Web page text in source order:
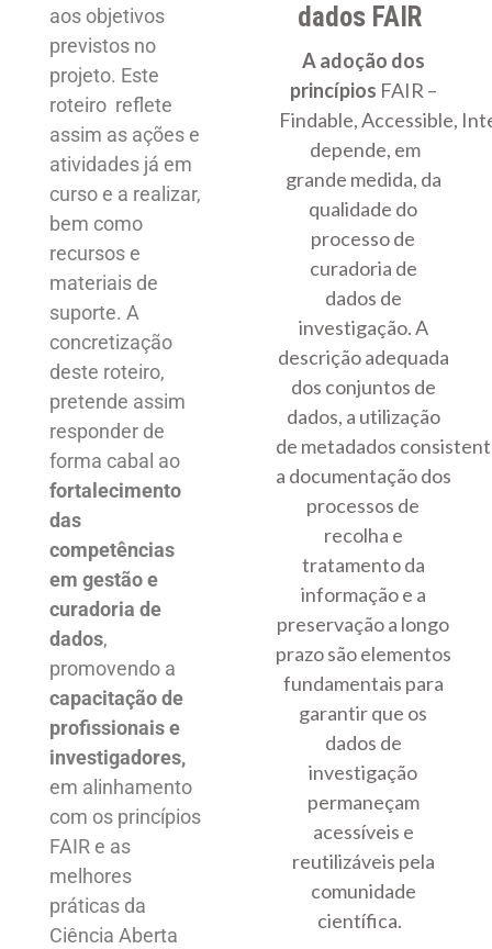
dados FAIR
A adoção dos
princípios FAIR –
Findable, Accessible,
depende, em
grande medida, da
qualidade do
processo de
curadoria de
dados de
investigação. A
descrição adequada
dos conjuntos de
dados, a utilização
de metadados
a documentação dos
processos de
recolha e
tratamento da
informação e a
preservação a longo
prazo são elementos
fundamentais para
garantir que os
dados de
investigação
permaneçam
acessíveis e
reutilizáveis pela
comunidade
científica.
aos objetivos
previstos no
projeto. Este
roteiro reflete
assim as ações e
atividades já em
curso e a realizar,
bem como
recursos e
materiais de
suporte. A
concretização
deste roteiro,
pretende assim
responder de
forma cabal ao
fortalecimento
das
competências
em gestão e
curadoria de
dados,
promovendo a
capacitação de
profissionais e
investigadores,
em alinhamento
com os princípios
FAIR e as
melhores
práticas da
Ciência Aberta